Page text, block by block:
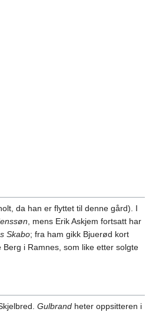
da han er flyttet til denne gård). I
, mens Erik Askjem fortsatt har
Skabo; fra ham gikk Bjuerød kort
Berg i Ramnes, som like etter solgte
Gulbrand heter oppsitteren i